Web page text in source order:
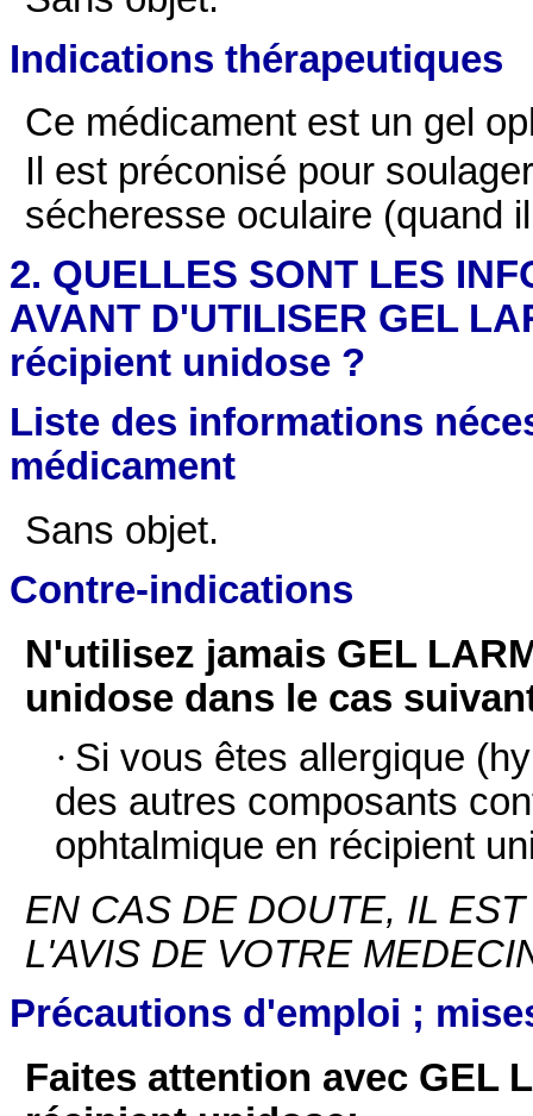
Indications thérapeutiques
Ce médicament est un gel
Il est préconisé pour
sécheresse oculaire (quand
2. QUELLES SONT LES
AVANT D'UTILISER GEL
récipient unidose ?
Liste des informations
médicament
Sans objet.
Contre-indications
N'utilisez jamais GEL
unidose dans le cas
· Si vous êtes allergique
des autres composants
ophtalmique en récipient
EN CAS DE DOUTE, IL
L'AVIS DE VOTRE
Précautions d'emploi ;
Faites attention avec GEL